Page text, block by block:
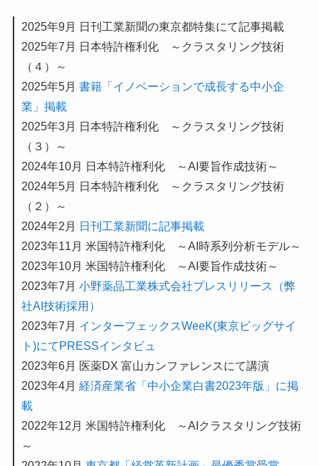
2025年9月 日刊工業新聞の東京都特集にて記事掲載
2025年7月 日本特許権利化 ～クラスタリング技術
（４）～
2025年5月 書籍「イノベーションで成長する中小企
業」掲載
2025年3月 日本特許権利化 ～クラスタリング技術
（３）～
2024年10月 日本特許権利化 ～AI要旨作成技術～
2024年5月 日本特許権利化 ～クラスタリング技術
（２）～
2024年2月
日刊工業新聞に記事掲載
2023年11月 米国特許権利化 ～AI時系列分析モデル～
2023年10月 米国特許権利化 ～AI要旨作成技術～
2023年7月 小野薬品工業株式会社プレスリリース（弊
社AI技術採用）
2023年7月 インターフェックスWeeK(東京ビッグサイ
ト)にてPRESSインタビュ
2023年6月 医薬DX 富山カンファレンスにて講演
2023年4月 経済産業省「中小企業白書2023年版」に掲
載
2022年12月 米国特許権利化 ～AIクラスタリング技術
～